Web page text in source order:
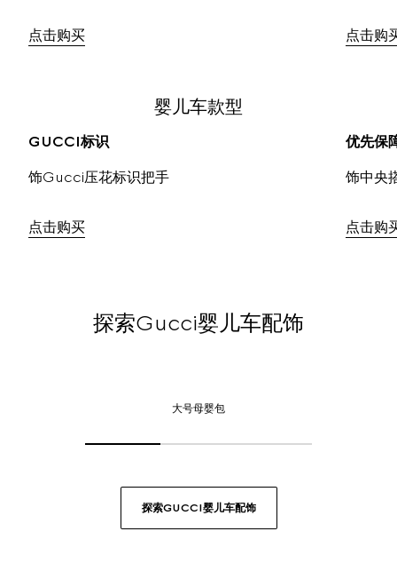
点击购买 点击购
婴儿车款型
GUCCI标识
饰Gucci压花标识把手
点击购买
优先保
饰中央
点击购
探索Gucci婴儿车配饰
母
击
或
轻
大号母婴包
探索GUCCI婴儿车配饰